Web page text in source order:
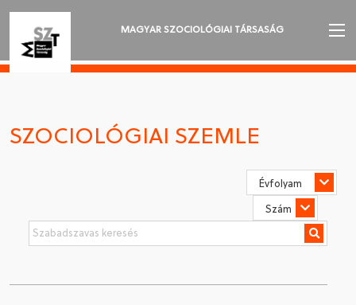
MAGYAR SZOCIOLÓGIAI TÁRSASÁG
SZOCIOLÓGIAI SZEMLE
SZOCIOLÓGIAI SZEMLE